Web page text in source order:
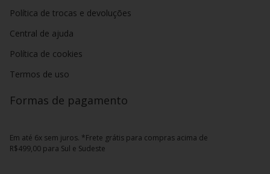
Política de trocas e devoluções
Central de ajuda
Política de cookies
Termos de uso
Formas de pagamento
Em até 6x sem juros. *Frete grátis para compras acima de
R$499,00 para Sul e Sudeste